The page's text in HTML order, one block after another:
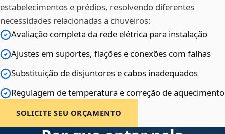
estabelecimentos e prédios, resolvendo diferentes
necessidades relacionadas a chuveiros:
Avaliação completa da rede elétrica para instalação
Ajustes em suportes, fiações e conexões com falhas
Substituição de disjuntores e cabos inadequados
Regulagem de temperatura e correção de aquecimento
SOLICITE SEU ORÇAMENTO